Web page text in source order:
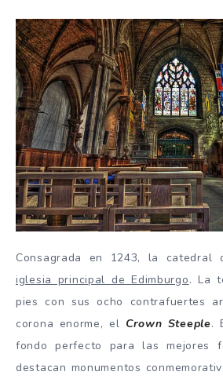
Consagrada en 1243, la catedral
iglesia principal de Edimburgo. La
pies con sus ocho contrafuertes
corona enorme, el Crown Steeple.
fondo perfecto para las mejores
destacan monumentos